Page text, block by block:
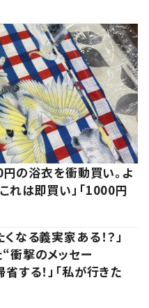
円の浴衣を衝動買い。よ
れは即買い」「1000円
なる義実家ある！？」
衝撃のメッセー
する！」「私が行きた